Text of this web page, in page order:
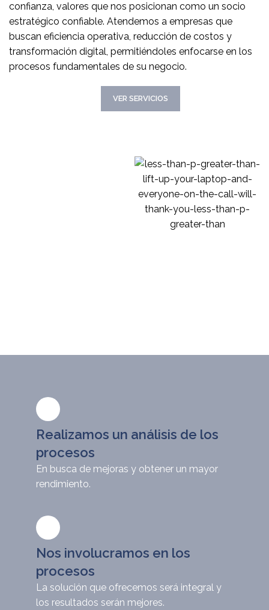
confianza, valores que nos posicionan como un socio
estratégico confiable. Atendemos a empresas que
buscan eficiencia operativa, reducción de costos y
transformación digital, permitiéndoles enfocarse en los
procesos fundamentales de su negocio.
VER SERVICIOS
Realizamos un análisis de los
procesos
En busca de mejoras y obtener un mayor
rendimiento.
Nos involucramos en los
procesos
La solución que ofrecemos será integral y
los resultados serán mejores.